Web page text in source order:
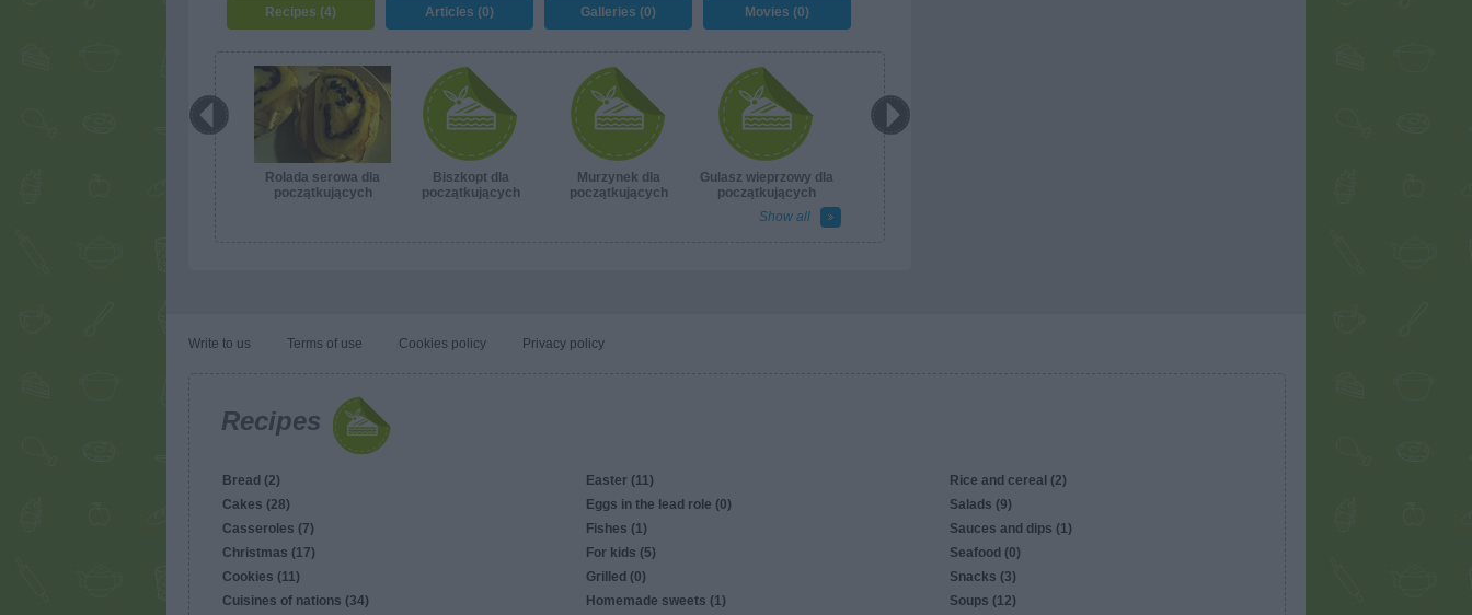
Recipes (4) Articles (0) Galleries (0) Movies (0)
Rolada serowa dla
początkujących
Biszkopt dla
początkujących
Murzynek dla
początkujących
Gulasz wieprzowy dla
początkujących
Show all
Write to us Terms of use Cookies policy Privacy policy
Recipes
Bread (2)
Cakes (28)
Casseroles (7)
Christmas (17)
Cookies (11)
Cuisines of nations (34)
Easter (11)
Eggs in the lead role (0)
Fishes (1)
For kids (5)
Grilled (0)
Homemade sweets (1)
Rice and cereal (2)
Salads (9)
Sauces and dips (1)
Seafood (0)
Snacks (3)
Soups (12)